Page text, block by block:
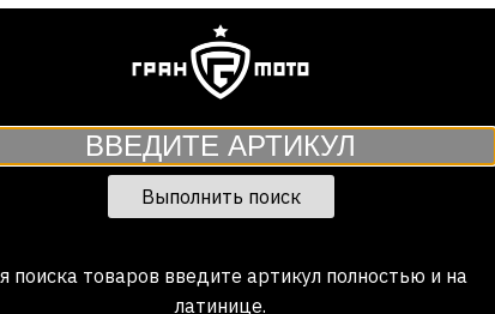
Выполнить поиск
поиска товаров введите артикул полностью и на
латинице.